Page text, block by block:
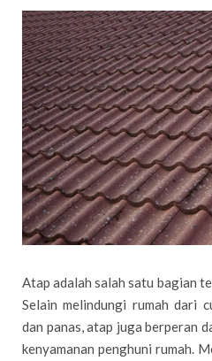
Atap adalah salah satu bagian
Selain melindungi rumah dari
dan panas, atap juga berperan
kenyamanan penghuni rumah.